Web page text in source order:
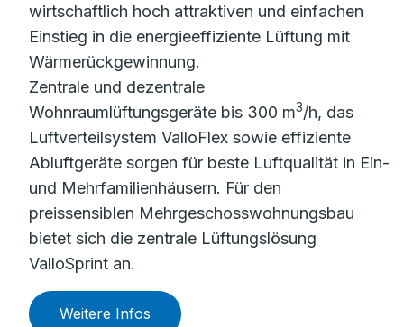
wirtschaftlich hoch attraktiven und einfachen
Einstieg in die energieeffiziente Lüftung mit
Wärmerückgewinnung.
Zentrale und dezentrale
Wohnraumlüftungsgeräte bis 300 m3/h, das
Luftverteilsystem ValloFlex sowie effiziente
Abluftgeräte sorgen für beste Luftqualität in Ein-
und Mehrfamilienhäusern. Für den
preissensiblen Mehrgeschosswohnungsbau
bietet sich die zentrale Lüftungslösung
ValloSprint an.
Weitere Infos